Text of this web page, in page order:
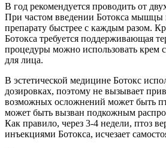
В год рекомендуется проводить от
При частом введении Ботокса мышцы
препарату быстрее с каждым разом.
Ботокса требуется поддерживающая
процедуры можно использовать крем
для лица.
В эстетической медицине Ботокс
дозировках, поэтому не вызывает
возможных осложнений может быть
может быть вызван подкожным
Как правило, через 3-4 недели, птоз
инъекциями Ботокса, исчезает